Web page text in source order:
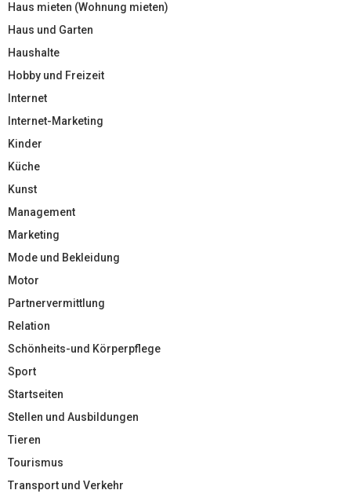
Haus mieten (Wohnung mieten)
Haus und Garten
Haushalte
Hobby und Freizeit
Internet
Internet-Marketing
Kinder
Küche
Kunst
Management
Marketing
Mode und Bekleidung
Motor
Partnervermittlung
Relation
Schönheits-und Körperpflege
Sport
Startseiten
Stellen und Ausbildungen
Tieren
Tourismus
Transport und Verkehr